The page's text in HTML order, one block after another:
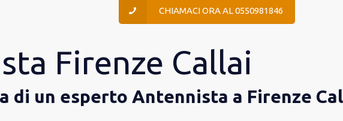
CHIAMACI ORA AL 0550981846
Firenze Callai
di un esperto Antennista a Firenze